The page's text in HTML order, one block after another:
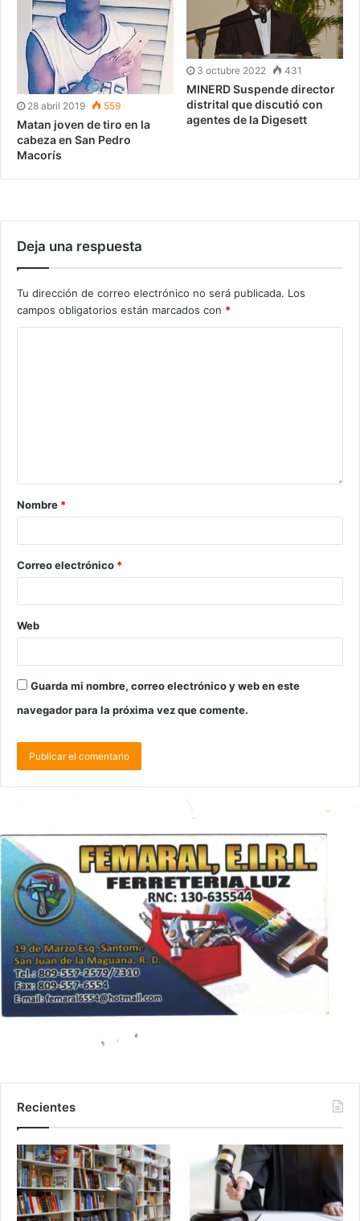
28 abril 2019 559
Matan joven de tiro en la
cabeza en San Pedro
Macorís
3 octubre 2022 431
MINERD Suspende director
distrital que discutió con
agentes de la Digesett
Deja una respuesta
Tu dirección de correo electrónico no será publicada. Los
campos obligatorios están marcados con *
Nombre *
Correo electrónico *
Web
Guarda mi nombre, correo electrónico y web en este
navegador para la próxima vez que comente.
Recientes